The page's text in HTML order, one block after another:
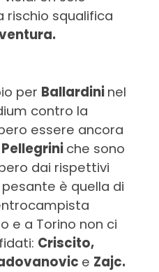
squalifica
per Ballardini nel
contro la
essere ancora
Pellegrini che sono
dai rispettivi
pesante è quella di
e a Torino non ci
Criscito,
e Zajc.